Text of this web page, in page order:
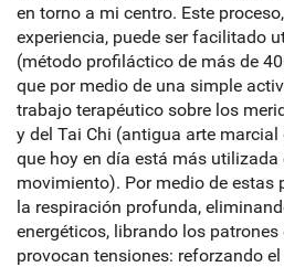
en torno a mi centro. Este
experiencia, puede ser facilitado
(método profiláctico de más de
que por medio de una simple
trabajo terapéutico sobre los
y del Tai Chi (antigua arte marcial
que hoy en día está más
movimiento). Por medio de
la respiración profunda,
energéticos, librando los
provocan tensiones: reforzando